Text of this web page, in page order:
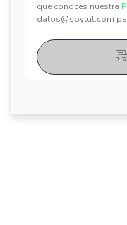
que conoces nuestra
datos@soytul.com